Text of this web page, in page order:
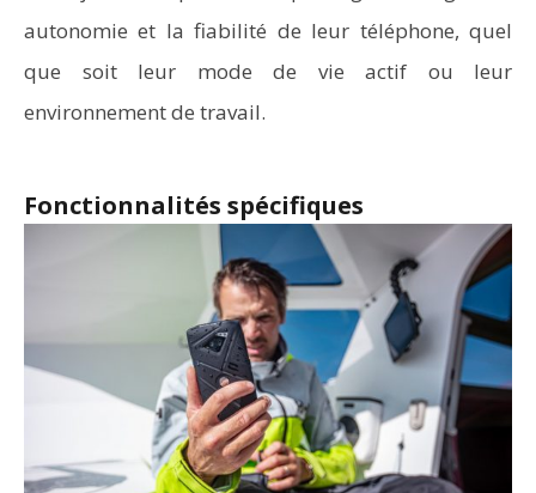
autonomie et la fiabilité de leur téléphone, quel
que soit leur mode de vie actif ou leur
environnement de travail.
Fonctionnalités spécifiques